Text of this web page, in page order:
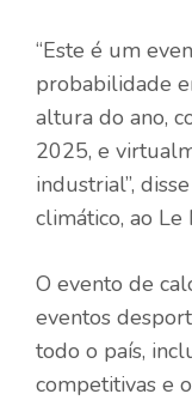
“Este é um
probabilidade
altura do ano,
2025, e
industrial”,
climático, ao Le
O evento de
eventos
todo o país,
competitivas e